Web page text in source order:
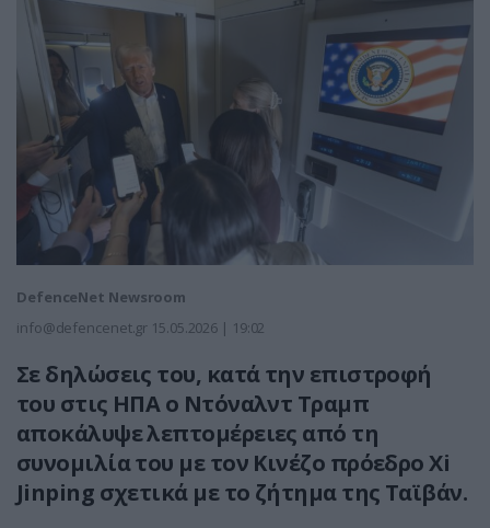
DefenceNet Newsroom
info@defencenet.gr 15.05.2026 | 19:02
Σε δηλώσεις του, κατά την επιστροφή
του στις ΗΠΑ ο Ντόναλντ Τραμπ
αποκάλυψε λεπτομέρειες από τη
συνομιλία του με τον Κινέζο πρόεδρο Xi
Jinping σχετικά με το ζήτημα της Ταϊβάν.